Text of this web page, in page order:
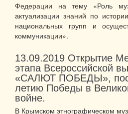
Федерации на тему «Роль
актуализации знаний по
национальных групп и
коммуникации».
13.09.2019 Открытие
этапа Всероссийской
«САЛЮТ ПОБЕДЫ»,
летию Победы в
войне.
В Крымском этнографическом